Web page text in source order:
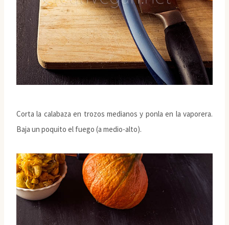
Corta la calabaza en trozos medianos y ponla en la vaporera.
Baja un poquito el fuego (a medio-alto).